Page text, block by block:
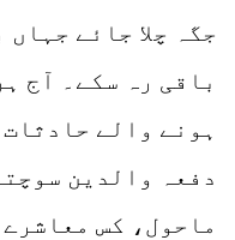
جگہ چلا جائے
باقی رہ سکے۔ آج
ہونے والے
دفعہ والدین
ماحول، کس